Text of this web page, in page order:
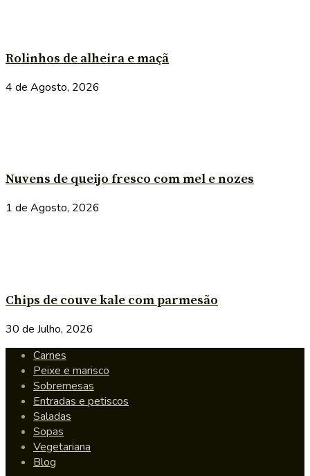
Rolinhos de alheira e maçã
4 de Agosto, 2026
Nuvens de queijo fresco com mel e nozes
1 de Agosto, 2026
Chips de couve kale com parmesão
30 de Julho, 2026
Carnes
Peixe e marisco
Sobremesas
Entradas e petiscos
Saladas
Sopas
Vegetariana
Blog